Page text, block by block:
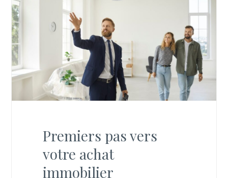
Premiers pas vers
votre achat
immobilier